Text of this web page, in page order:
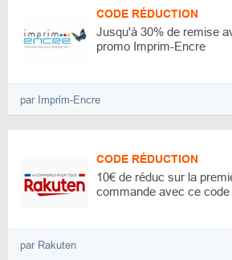
CODE RÉDUCTION
Jusqu'à 30% de remise
promo Imprim-Encre
par Imprim-Encre
CODE RÉDUCTION
10€ de réduc sur la
commande avec ce
par Rakuten